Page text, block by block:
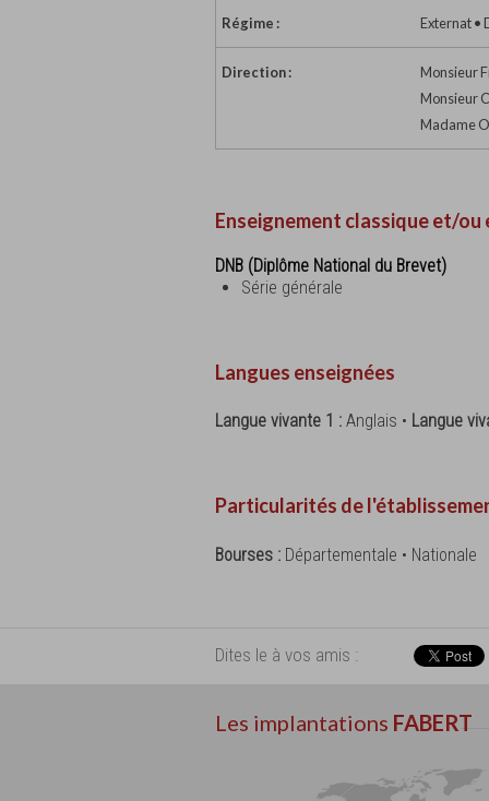
Régime : Externat •
Direction :
Monsieur
Monsieur
Madame
Enseignement classique et/ou
DNB (Diplôme National du Brevet)
Série générale
Langues enseignées
Langue vivante 1 : Anglais • Langue
Particularités de
Bourses : Départementale • Nationale
Dites le à vos amis :
Les implantations FABERT